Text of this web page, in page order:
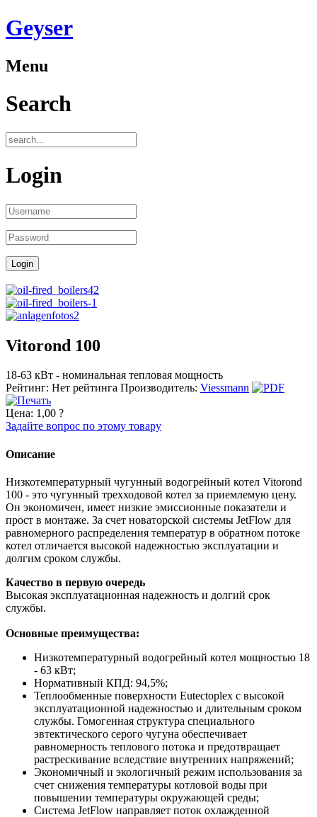
Geyser
Menu
Search
Login
Vitorond 100
18-63 кВт - номинальная тепловая мощность
Рейтинг: Нет рейтинга Производитель: Viessmann
Цена: 1,00 ?
Задайте вопрос по этому товару
Описание
Низкотемпературный чугунный водогрейный котел Vitorond
100 - это чугунный трехходовой котел за приемлемую цену.
Он экономичен, имеет низкие эмиссионные показатели и
прост в монтаже. За счет новаторской системы JetFlow для
равномерного распределения температур в обратном потоке
котел отличается высокой надежностью эксплуатации и
долгим сроком службы.
Качество в первую очередь
Высокая эксплуатационная надежность и долгий срок
службы.
Основные преимущества:
Низкотемпературный водогрейный котел мощностью 18
- 63 кВт;
Нормативный КПД: 94,5%;
Теплообменные поверхности Eutectoplex с высокой
эксплуатационной надежностью и длительным сроком
службы. Гомогенная структура специального
эвтектического серого чугуна обеспечивает
равномерность теплового потока и предотвращает
растрескивание вследствие внутренних напряжений;
Экономичный и экологичный режим использования за
счет снижения температуры котловой воды при
повышении температуры окружающей среды;
Система JetFlow направляет поток охлажденной